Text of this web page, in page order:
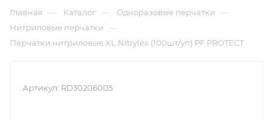
Главная — Каталог — Одноразовые перчатки —
Нитриловые перчатки —
Перчатки нитриловые XL Nitrylex (100шт/уп) PF PROTECT
Артикул: RD30206005